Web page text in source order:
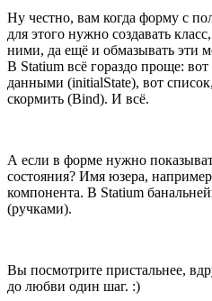
Ну честно, вам когда форму с
для этого нужно создавать
ними, да ещё и обмазывать эти
В Statium всё гораздо проще:
данными (initialState), вот
скормить (Bind). И всё.
А если в форме нужно
состояния? Имя юзера,
компонента. В Statium
(ручками).
Вы посмотрите пристальнее,
до любви один шаг. :)